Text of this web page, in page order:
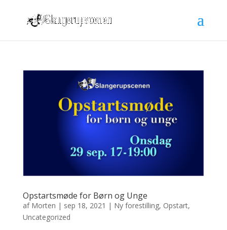
Opstartsmøde for Børn og Unge
af Morten | sep 18, 2021 | Ny forestilling, Opstart,
Uncategorized